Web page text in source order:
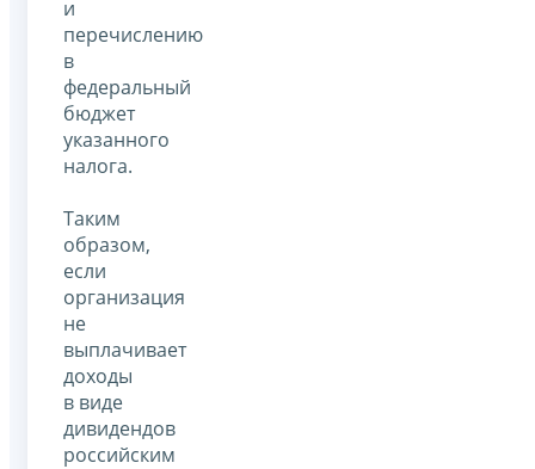
и
перечислению
в
федеральный
бюджет
указанного
налога.
Таким
образом,
если
организация
не
выплачивает
доходы
в виде
дивидендов
российским